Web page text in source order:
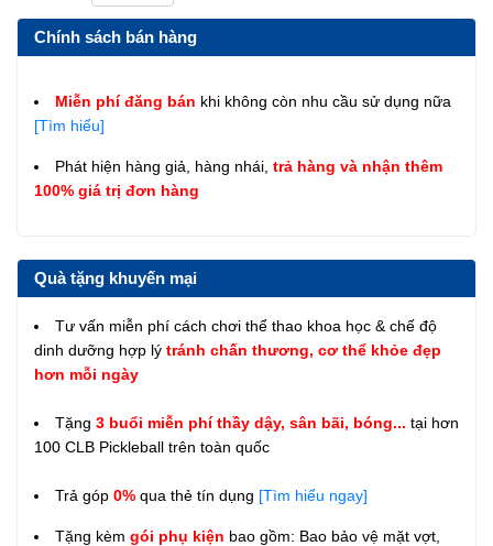
Chính sách bán hàng
Miễn phí đăng bán khi không còn nhu cầu sử dụng nữa
[Tìm hiểu]
Phát hiện hàng giả, hàng nhái, trả hàng và nhận thêm
100% giá trị đơn hàng
Quà tặng khuyến mại
Tư vấn miễn phí cách chơi thể thao khoa học & chế độ
dinh dưỡng hợp lý tránh chấn thương, cơ thể khỏe đẹp
hơn mỗi ngày
Tặng 3 buổi miễn phí thầy dậy, sân bãi, bóng... tại hơn
100 CLB Pickleball trên toàn quốc
Trả góp 0% qua thẻ tín dụng [Tìm hiểu ngay]
Tặng kèm gói phụ kiện bao gồm: Bao bảo vệ mặt vợt,